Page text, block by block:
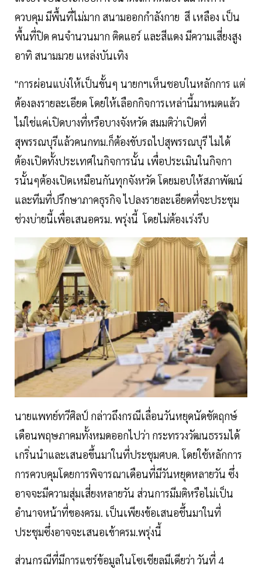
ควบคุม มีพื้นที่ไม่มาก สนามออกกำลังกาย สี เหลือง เป็น
พื้นที่ปิด คนจำนวนมาก ติดแอร์ และสีแดง มีความเสี่ยงสูง
อาทิ สนามมวย แหล่งบันเทิง
"การผ่อนแบ่งให้เป็นขั้นๆ นายกฯเห็นชอบในหลักการ แต่
ต้องลงรายละเอียด โดยให้เลือกกิจการเหล่านี้มาหมดแล้ว
ไม่ใช่แค่เปิดบางที่หรือบางจังหวัด สมมติว่าเปิดที่
สุพรรณบุรีแล้วคนกทม.ก็ต้องขับรถไปสุพรรณบุรี ไมได้
ต้องเปิดทั้งประเทศในกิจการนั้น เพื่อประเมินในกิจกา
รนั้นๆต้องเปิดเหมือนกันทุกจังหวัด โดยมอบให้สภาพัฒน์
และทีมที่ปรึกษาภาคธุรกิจ ไปลงรายละเอียดที่จะประชุม
ช่วงบ่ายนี้เพื่อเสนอครม. พรุ่งนี้ โดยไม่ต้องเร่งรีบ
นายแพทย์ทวีศิลป์ กล่าวถึงกรณีเลื่อนวันหยุดนัดขัตฤกษ์
เดือนพฤษภาคมทั้งหมดออกไปว่า กระทรวงวัฒนธรรมได้
เกริ่นนำและเสนอขึ้นมาในที่ประชุมศบค. โดยใช้หลักการ
การควบคุมโดยการพิจารณาเดือนที่มีวันหยุดหลายวัน ซึ่ง
อาจจะมีความสุ่มเสี่ยงหลายวัน ส่วนการมีมติหรือไม่เป็น
อำนาจหน้าที่ของครม. เป็นเพียงข้อเสนอชึ้นมาในที่
ประชุมซึ่งอาจจะเสนอเข้าครม.พรุ่งนี้
ส่วนกรณีที่มีการแชร์ข้อมูลในโซเชียลมีเดียว่า วันที่ 4